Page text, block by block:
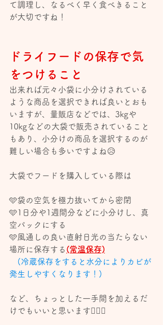
て調理し、なるべく早く食べきること
が大切ですね！
ドライフードの保存で気
をつけること
出来れば元々小袋に小分けされている
ような商品を選択できれば良いとおも
いますが、量販店などでは、3kgや
10kgなどの大袋で販売されていること
もあり、小分けの商品を選択するのが
難しい場合も多いですよね😥
大袋でフードを購入している際は
🩵袋の空気を極力抜いてから密閉
🩵1日分や1週間分などに小分けし、真
空パックにする
🩵風通しの良い直射日光の当たらない
場所に保存する (常温保存)
(冷蔵保存をすると水分によりカビが
発生しやすくなります！)
など、ちょっとした一手間を加えるだ
けでもいいと思います👍🏻💕